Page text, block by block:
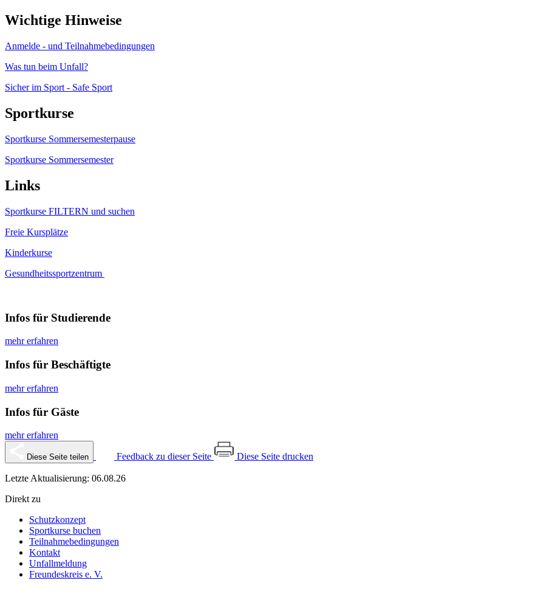
Wichtige Hinweise
Anmelde - und Teilnahmebedingungen
Was tun beim Unfall?
Sicher im Sport - Safe Sport
Sportkurse
Sportkurse Sommersemesterpause
Sportkurse Sommersemester
Links
Sportkurse FILTERN und suchen
Freie Kursplätze
Kinderkurse
Gesundheitssportzentrum
Infos für Studierende
mehr erfahren
Infos für Beschäftigte
mehr erfahren
Infos für Gäste
mehr erfahren
Diese Seite teilen Feedback zu dieser Seite Diese Seite drucken
Letzte Aktualisierung: 06.08.26
Direkt zu
Schutzkonzept
Sportkurse buchen
Teilnahmebedingungen
Kontakt
Unfallmeldung
Freundeskreis e. V.